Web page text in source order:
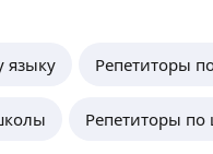
языку Репетиторы
Репетиторы по